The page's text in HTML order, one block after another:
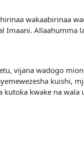
wakaabirinaa
Allaahumma
vijana wadogo
kuishi,
kwake na wala